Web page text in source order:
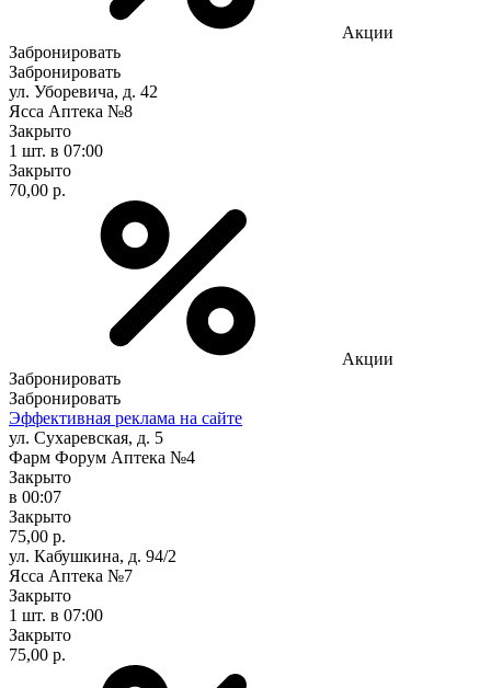
Акции
Забронировать
Забронировать
ул. Уборевича, д. 42
Ясса Аптека №8
Закрыто
1 шт. в 07:00
Закрыто
70,00 р.
Акции
Забронировать
Забронировать
Эффективная реклама на сайте
ул. Сухаревская, д. 5
Фарм Форум Аптека №4
Закрыто
в 00:07
Закрыто
75,00 р.
ул. Кабушкина, д. 94/2
Ясса Аптека №7
Закрыто
1 шт. в 07:00
Закрыто
75,00 р.